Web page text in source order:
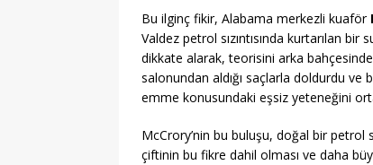
Bu ilginç fikir, Alabama merkezli kuaför
Valdez petrol sızıntısında kurtarılan
dikkate alarak, teorisini arka bahçesinde
salonundan aldığı saçlarla doldurdu
emme konusundaki eşsiz yeteneğini
McCrory’nin bu buluşu, doğal bir petrol
çiftinin bu fikre dahil olması ve daha